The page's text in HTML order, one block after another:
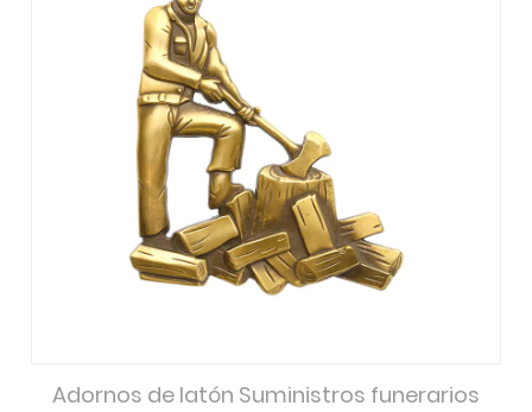
Adornos de latón Suministros funerarios